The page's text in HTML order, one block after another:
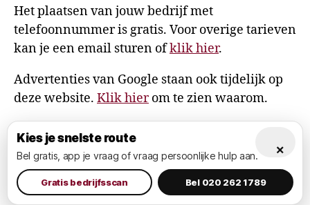
Het plaatsen van jouw bedrijf met
telefoonnummer is gratis. Voor overige tarieven
kan je een email sturen ofklik hier.
Advertenties van Google staan ook tijdelijk op
deze website. Klik hierom te zien waarom.
© 2026AlexandervanDijl.nl
Privacy Policy
Omhoog
×
Kies je snelste route
Bel gratis, app je vraag of vraag persoonlijke hulp aan.
Gratis bedrijfsscan Bel 020 262 1789